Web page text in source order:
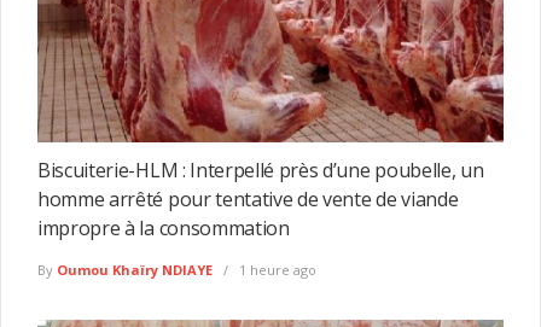
Biscuiterie-HLM : Interpellé près d’une poubelle, un
homme arrêté pour tentative de vente de viande
impropre à la consommation
By Oumou Khaïry NDIAYE 1 heure ago